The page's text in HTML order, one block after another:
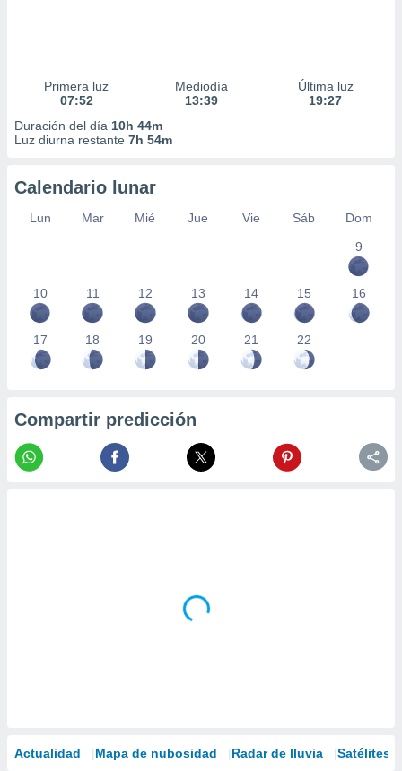
Primera luz
07:52
Mediodía
13:39
Última luz
19:27
Duración del día 10h 44m
Luz diurna restante 7h 54m
Calendario lunar
Lun Mar Mié Jue Vie Sáb
Dom
9
10 11 12 13 14 15 16
17 18 19 20 21 22
Compartir predicción
Actualidad Mapa de nubosidad Radar de lluvia Satélites